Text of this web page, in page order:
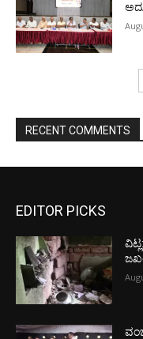
RECENT COMMENTS
EDITOR PICKS